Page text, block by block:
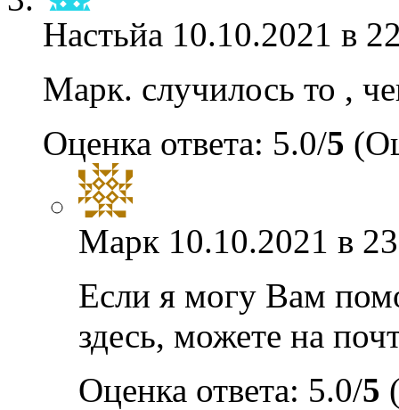
Настьйа 10.10.2021 в
Марк. случилось то ,
Оценка ответа: 5.0/5
Марк 10.10.2021 в
Если я могу Вам
здесь, можете на
Оценка ответа: 5.0/5